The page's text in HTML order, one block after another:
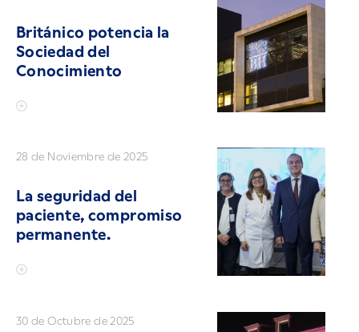
Británico potencia la
Sociedad del
Conocimiento
28 de Noviembre de 2025
La seguridad del
paciente, compromiso
permanente.
30 de Octubre de 2025